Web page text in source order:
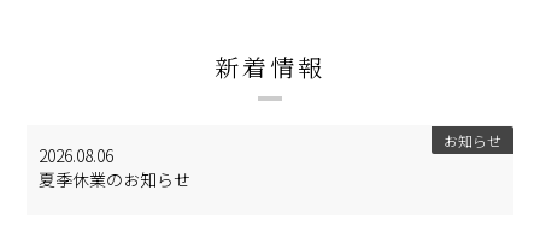
新着情報
お知らせ
2026.08.06
夏季休業のお知らせ